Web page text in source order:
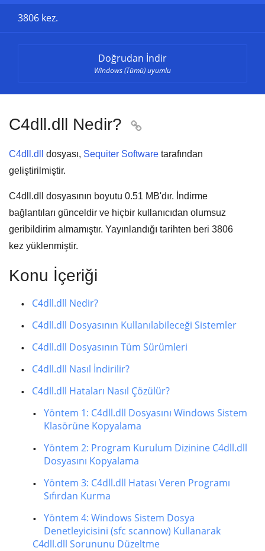
3806 kez.
Doğrudan İndir
Windows (Tümü) uyumlu
C4dll.dll Nedir? 
C4dll.dll dosyası, Sequiter Software tarafından
geliştirilmiştir.
C4dll.dll dosyasının boyutu 0.51 MB'dır. İndirme
bağlantıları günceldir ve hiçbir kullanıcıdan olumsuz
geribildirim almamıştır. Yayınlandığı tarihten beri 3806
kez yüklenmiştir.
Konu İçeriği
C4dll.dll Nedir?
C4dll.dll Dosyasının Kullanılabileceği Sistemler
C4dll.dll Dosyasının Tüm Sürümleri
C4dll.dll Nasıl İndirilir?
C4dll.dll Hataları Nasıl Çözülür?
Yöntem 1: C4dll.dll Dosyasını Windows Sistem
Klasörüne Kopyalama
Yöntem 2: Program Kurulum Dizinine C4dll.dll
Dosyasını Kopyalama
Yöntem 3: C4dll.dll Hatası Veren Programı
Sıfırdan Kurma
Yöntem 4: Windows Sistem Dosya
Denetleyicisini (sfc scannow) Kullanarak
C4dll.dll Sorununu Düzeltme